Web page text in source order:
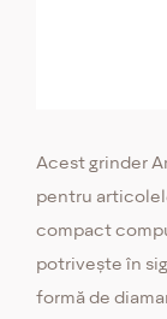
Acest grinder
pentru
compact
potrivește în
formă de